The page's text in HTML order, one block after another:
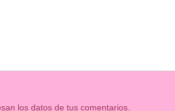
los datos de tus comentarios.